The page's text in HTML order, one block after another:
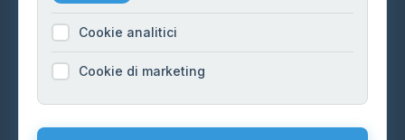
Cookie Policy
Preferenze Cookie
Mappa del sito
Cookie analitici
Cookie di marketing